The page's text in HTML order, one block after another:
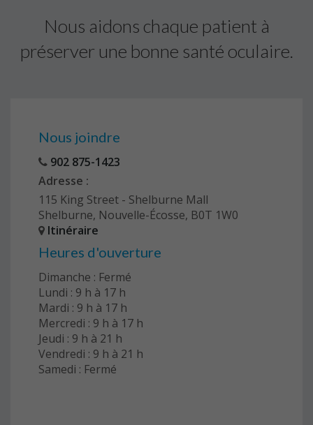
Nous aidons chaque patient à
préserver une bonne santé oculaire.
Nous joindre
902 875-1423
Adresse :
115 King Street - Shelburne Mall
Shelburne, Nouvelle-Écosse, B0T 1W0
Itinéraire
Heures d'ouverture
Dimanche : Fermé
Lundi : 9 h à 17 h
Mardi : 9 h à 17 h
Mercredi : 9 h à 17 h
Jeudi : 9 h à 21 h
Vendredi : 9 h à 21 h
Samedi : Fermé